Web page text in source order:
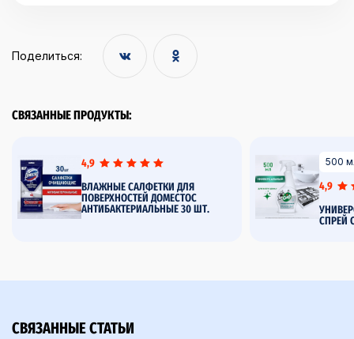
Поделиться:
СВЯЗАННЫЕ ПРОДУКТЫ:
4,9
ВЛАЖНЫЕ САЛФЕТКИ ДЛЯ
ПОВЕРХНОСТЕЙ ДОМЕСТОС
АНТИБАКТЕРИАЛЬНЫЕ 30 ШТ.
4,9
500
СПРЕЙ
СВЯЗАННЫЕ СТАТЬИ